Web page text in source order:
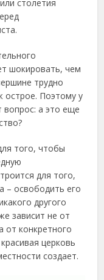
столетия
шокировать, чем
трудно
острое. Поэтому у
вопрос: а это еще
того, чтобы
для того,
– освободить его
другого
зависит не от
от конкретного
церковь
создает.